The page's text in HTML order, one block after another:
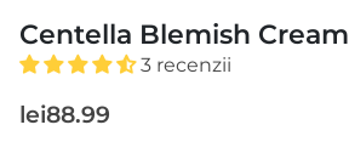
Centella Blemish Cream
3 recenzii
lei88.99